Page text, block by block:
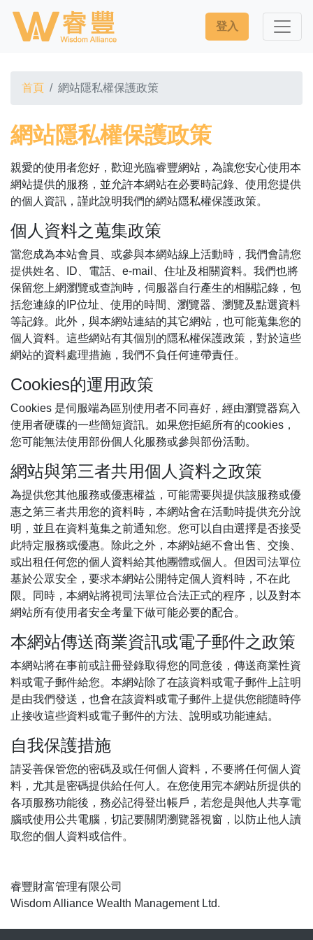
登入
首頁 網站隱私權保護政策
網站隱私權保護政策
親愛的使用者您好，歡迎光臨睿豐網站，為讓您安心使用本
網站提供的服務，並允許本網站在必要時記錄、使用您提供
的個人資訊，謹此說明我們的網站隱私權保護政策。
個人資料之蒐集政策
當您成為本站會員、或參與本網站線上活動時，我們會請您
提供姓名、ID、電話、e-mail、住址及相關資料。我們也將
保留您上網瀏覽或查詢時，伺服器自行產生的相關記錄，包
括您連線的IP位址、使用的時間、瀏覽器、瀏覽及點選資料
等記錄。此外，與本網站連結的其它網站，也可能蒐集您的
個人資料。這些網站有其個別的隱私權保護政策，對於這些
網站的資料處理措施，我們不負任何連帶責任。
Cookies的運用政策
Cookies 是伺服端為區別使用者不同喜好，經由瀏覽器寫入
使用者硬碟的一些簡短資訊。如果您拒絕所有的cookies，
您可能無法使用部份個人化服務或參與部份活動。
網站與第三者共用個人資料之政策
為提供您其他服務或優惠權益，可能需要與提供該服務或優
惠之第三者共用您的資料時，本網站會在活動時提供充分說
明，並且在資料蒐集之前通知您。您可以自由選擇是否接受
此特定服務或優惠。除此之外，本網站絕不會出售、交換、
或出租任何您的個人資料給其他團體或個人。但因司法單位
基於公眾安全，要求本網站公開特定個人資料時，不在此
限。同時，本網站將視司法單位合法正式的程序，以及對本
網站所有使用者安全考量下做可能必要的配合。
本網站傳送商業資訊或電子郵件之政策
本網站將在事前或註冊登錄取得您的同意後，傳送商業性資
料或電子郵件給您。本網站除了在該資料或電子郵件上註明
是由我們發送，也會在該資料或電子郵件上提供您能隨時停
止接收這些資料或電子郵件的方法、說明或功能連結。
自我保護措施
請妥善保管您的密碼及或任何個人資料，不要將任何個人資
料，尤其是密碼提供給任何人。在您使用完本網站所提供的
各項服務功能後，務必記得登出帳戶，若您是與他人共享電
腦或使用公共電腦，切記要關閉瀏覽器視窗，以防止他人讀
取您的個人資料或信件。
睿豐財富管理有限公司
Wisdom Alliance Wealth Management Ltd.